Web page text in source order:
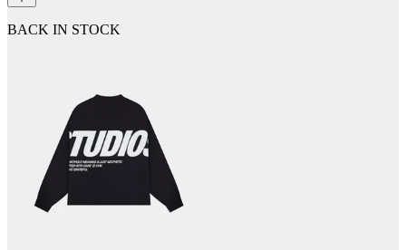
BACK IN STOCK